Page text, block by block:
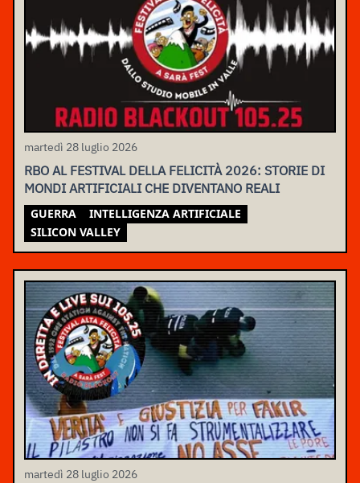
martedì 28 luglio 2026
RBO AL FESTIVAL DELLA FELICITÀ 2026: STORIE DI
MONDI ARTIFICIALI CHE DIVENTANO REALI
GUERRA
INTELLIGENZA ARTIFICIALE
SILICON VALLEY
martedì 28 luglio 2026